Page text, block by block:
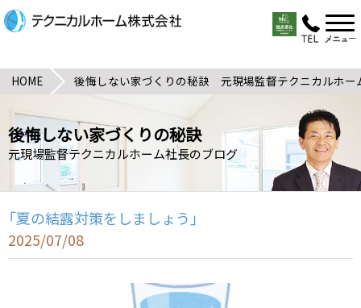
HOME 後悔しない家づくりの秘訣 元現場監督テクニカルホー
後悔しない家づくりの秘訣
元現場監督テクニカルホーム社長のブログ
「夏の結露対策をしましょう」
2025/07/08